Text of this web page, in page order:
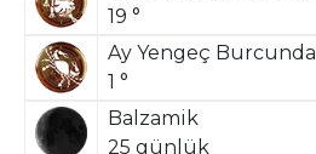
19 °
Ay Yengeç Burcunda
1 °
Balzamik
25 günlük